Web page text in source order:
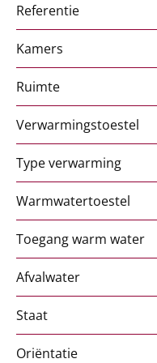
Referentie
Kamers
Ruimte
Verwarmingstoestel
Type verwarming
Warmwatertoestel
Toegang warm water
Afvalwater
Staat
Oriëntatie